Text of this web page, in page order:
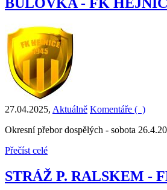
BULOVKA - FK
27.04.2025, Aktuálně Komentáře ( )
Okresní přebor dospělých - sobota
Přečíst celé
STRÁŽ P. RALSKEM -